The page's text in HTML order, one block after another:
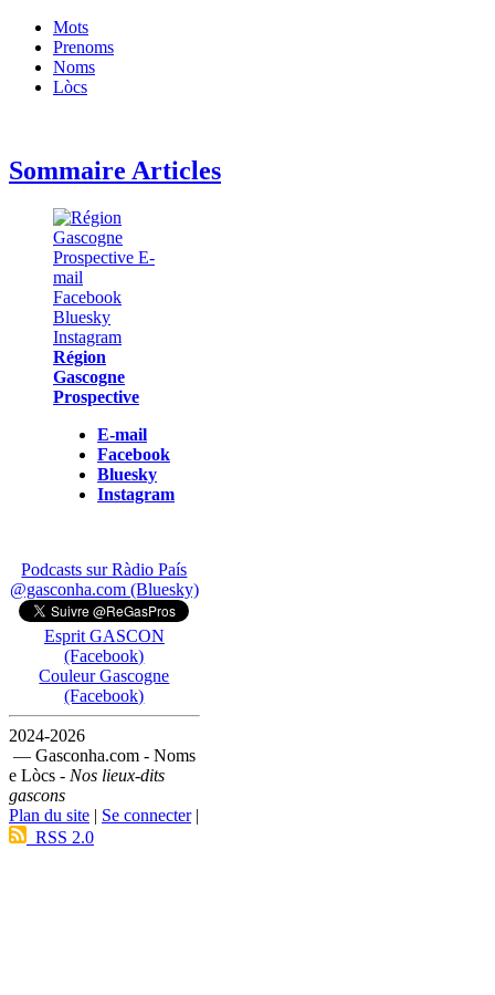
Mots
Prenoms
Noms
Lòcs
Sommaire Articles
Région
Gascogne
Prospective
E-mail
Facebook
Bluesky
Instagram
Podcasts sur Ràdio País
@gasconha.com (Bluesky)
Esprit GASCON
(Facebook)
Couleur Gascogne
(Facebook)
2024-2026
— Gasconha.com - Noms
e Lòcs - Nos lieux-dits
gascons
Plan du site | Se connecter|
RSS 2.0